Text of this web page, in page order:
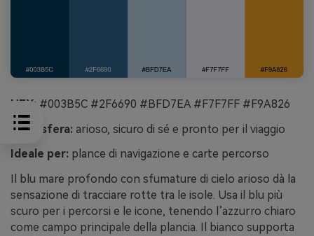
HEX: #003B5C #2F6690 #BFD7EA #F7F7FF #F9A826
Atmosfera: arioso, sicuro di sé e pronto per il viaggio
Ideale per: plance di navigazione e carte percorso
Il blu mare profondo con sfumature di cielo arioso dà la
sensazione di tracciare rotte tra le isole. Usa il blu più
scuro per i percorsi e le icone, tenendo l’azzurro chiaro
come campo principale della plancia. Il bianco supporta